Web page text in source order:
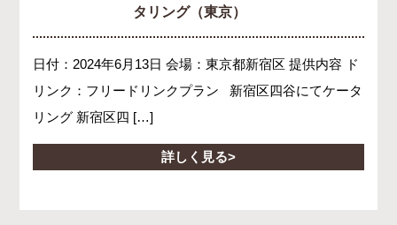
タリング（東京）
日付：2024年6月13日 会場：東京都新宿区 提供内容 ド
リンク：フリードリンクプラン 新宿区四谷にてケータ
リング 新宿区四 […]
詳しく見る